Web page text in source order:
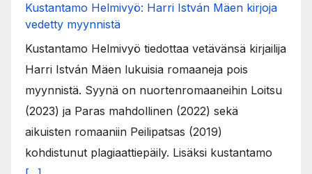
Kustantamo Helmivyö: Harri István Mäen kirjoja
vedetty myynnistä
Kustantamo Helmivyö tiedottaa vetävänsä kirjailija
Harri István Mäen lukuisia romaaneja pois
myynnistä. Syynä on nuortenromaaneihin Loitsu
(2023) ja Paras mahdollinen (2022) sekä
aikuisten romaaniin Peilipatsas (2019)
kohdistunut plagiaattiepäily. Lisäksi kustantamo